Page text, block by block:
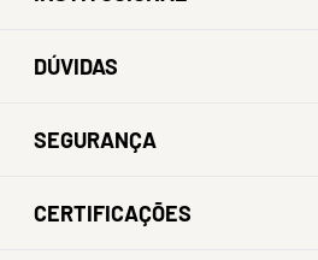
DÚVIDAS
SEGURANÇA
CERTIFICAÇÕES